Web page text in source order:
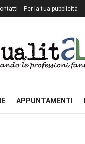
Per la tua pubblicità
APPUNTAMENTI